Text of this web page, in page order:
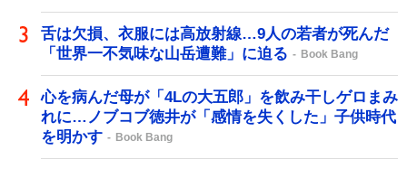
舌は欠損、衣服には高放射線…9人の若者が死んだ
「世界一不気味な山岳遭難」に迫る
Book Bang
心を病んだ母が「4Lの大五郎」を飲み干しゲロまみ
れに…ノブコブ徳井が「感情を失くした」子供時代
を明かす
Book Bang